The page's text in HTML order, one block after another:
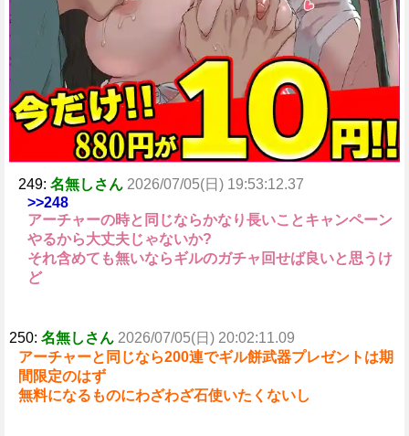
249: 名無しさん 2026/07/05(日) 19:53:12.37
>>248
アーチャーの時と同じならかなり長いことキャンペーン
やるから大丈夫じゃないか?
それ含めても無いならギルのガチャ回せば良いと思うけ
ど
250: 名無しさん 2026/07/05(日) 20:02:11.09
アーチャーと同じなら200連でギル餅武器プレゼントは期
間限定のはず
無料になるものにわざわざ石使いたくないし